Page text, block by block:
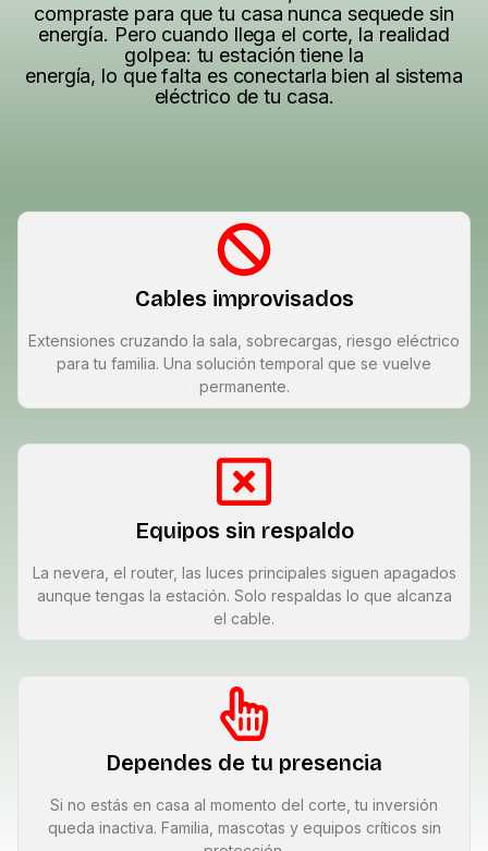
compraste para que tu casa nunca sequede sin
energía. Pero cuando llega el corte, la realidad
golpea: tu estación tiene la
energía, lo que falta es conectarla bien al sistema
eléctrico de tu casa.
Cables improvisados
Extensiones cruzando la sala, sobrecargas, riesgo eléctrico
para tu familia. Una solución temporal que se vuelve
permanente.
Equipos sin respaldo
La nevera, el router, las luces principales siguen apagados
aunque tengas la estación. Solo respaldas lo que alcanza
el cable.
Dependes de tu presencia
Si no estás en casa al momento del corte, tu inversión
queda inactiva. Familia, mascotas y equipos críticos sin